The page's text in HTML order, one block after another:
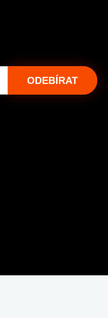
ODEBÍRAT